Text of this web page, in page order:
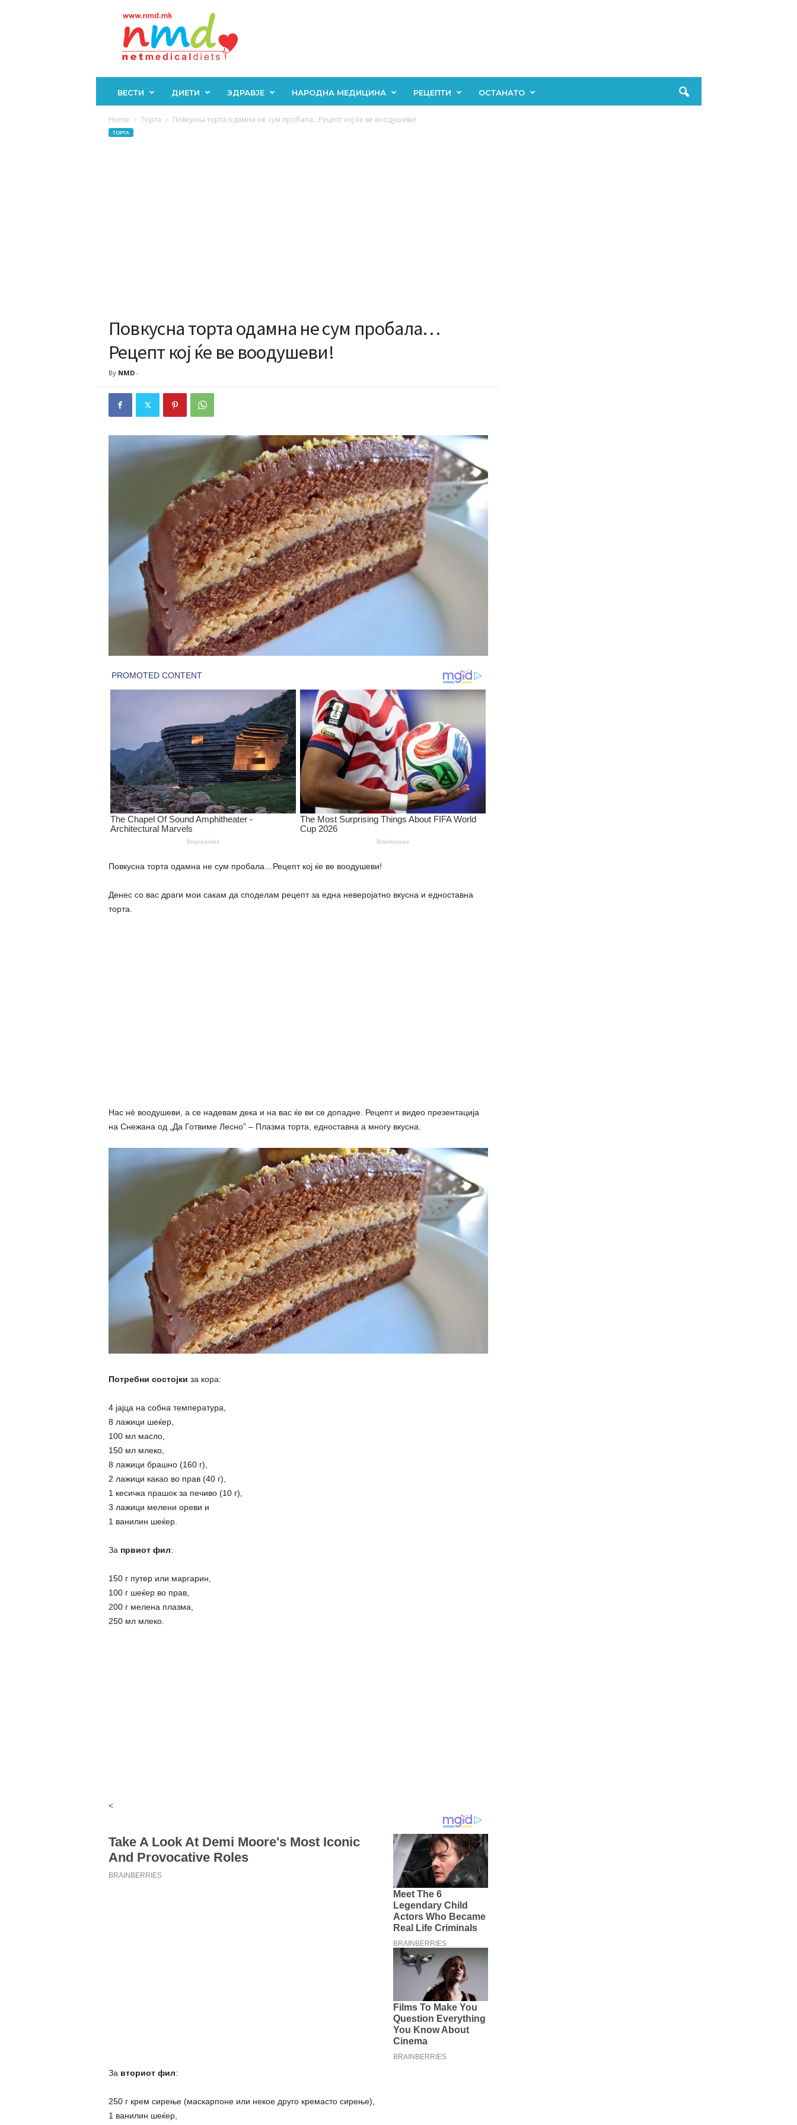
ВЕСТИ ДИЕТИ ЗДРАВЈЕ НАРОДНА МЕДИЦИНА РЕЦЕПТИ ОСТАНАТО
Home Торта Повкусна торта одамна не сум пробала…Рецепт кој ќе ве воодушеви!
ТОРТА
Повкусна торта одамна не сум пробала…
Рецепт кој ќе ве воодушеви!
By NMD-
Повкусна торта одамна не сум пробала…Рецепт кој ќе ве воодушеви!
Денес со вас драги мои сакам да споделам рецепт за една неверојатно вкусна и едноставна
торта.
Нас нè воодушеви, а се надевам дека и на вас ќе ви се допадне. Рецепт и видео презентација
на Снежана од „Да Готвиме Лесно” – Плазма торта, едноставна а многу вкусна.
Потребни состојки за кора:
4 јајца на собна температура,
8 лажици шеќер,
100 мл масло,
150 мл млеко,
8 лажици брашно (160 г),
2 лажици какао во прав (40 г),
1 кесичка прашок за печиво (10 г),
3 лажици мелени ореви и
1 ванилин шеќер.
За првиот фил:
150 г путер или маргарин,
100 г шеќер во прав,
200 г мелена плазма,
250 мл млеко.
<
За вториот фил:
250 г крем сирење (маскарпоне или некое друго кремасто сирење),
1 ванилин шеќер,